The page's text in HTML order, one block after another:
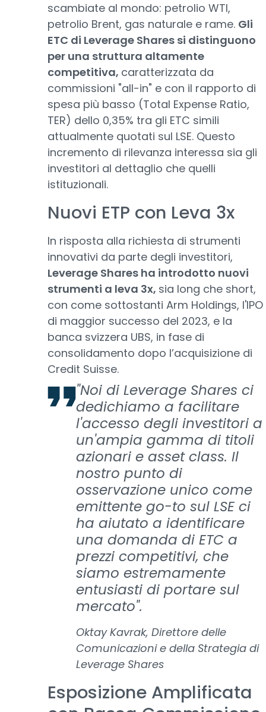
scambiate al mondo: petrolio WTI,
petrolio Brent, gas naturale e rame. Gli
ETC di Leverage Shares si distinguono
per una struttura altamente
competitiva, caratterizzata da
commissioni "all-in" e con il rapporto di
spesa più basso (Total Expense Ratio,
TER) dello 0,35% tra gli ETC simili
attualmente quotati sul LSE. Questo
incremento di rilevanza interessa sia gli
investitori al dettaglio che quelli
istituzionali.
Nuovi ETP con Leva 3x
In risposta alla richiesta di strumenti
innovativi da parte degli investitori,
Leverage Shares ha introdotto nuovi
strumenti a leva 3x, sia long che short,
con come sottostanti Arm Holdings, l'IPO
di maggior successo del 2023, e la
banca svizzera UBS, in fase di
consolidamento dopo l’acquisizione di
Credit Suisse.
"Noi di Leverage Shares ci
dedichiamo a facilitare
l'accesso degli investitori a
un'ampia gamma di titoli
azionari e asset class. Il
nostro punto di
osservazione unico come
emittente go-to sul LSE ci
ha aiutato a identificare
una domanda di ETC a
prezzi competitivi, che
siamo estremamente
entusiasti di portare sul
mercato".
Oktay Kavrak, Direttore delle
Comunicazioni e della Strategia di
Leverage Shares
Esposizione Amplificata